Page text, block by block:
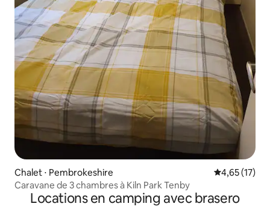
Chalet ⋅ Pembrokeshire Évaluation
4,65 (17)
Caravane de 3 chambres à Kiln Park Tenby
Locations en camping avec brasero